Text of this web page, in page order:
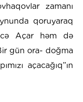
zamanı
qoruyaraq
Açar həm də
gün ora- doğma
açacağıq”ın